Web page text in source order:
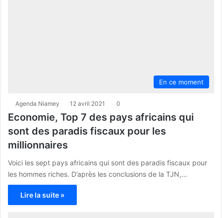
En ce moment
Agenda Niamey 12 avril 2021 0
Economie, Top 7 des pays africains qui
sont des paradis fiscaux pour les
millionnaires
Voici les sept pays africains qui sont des paradis fiscaux pour
les hommes riches. D’après les conclusions de la TJN,…
Lire la suite »